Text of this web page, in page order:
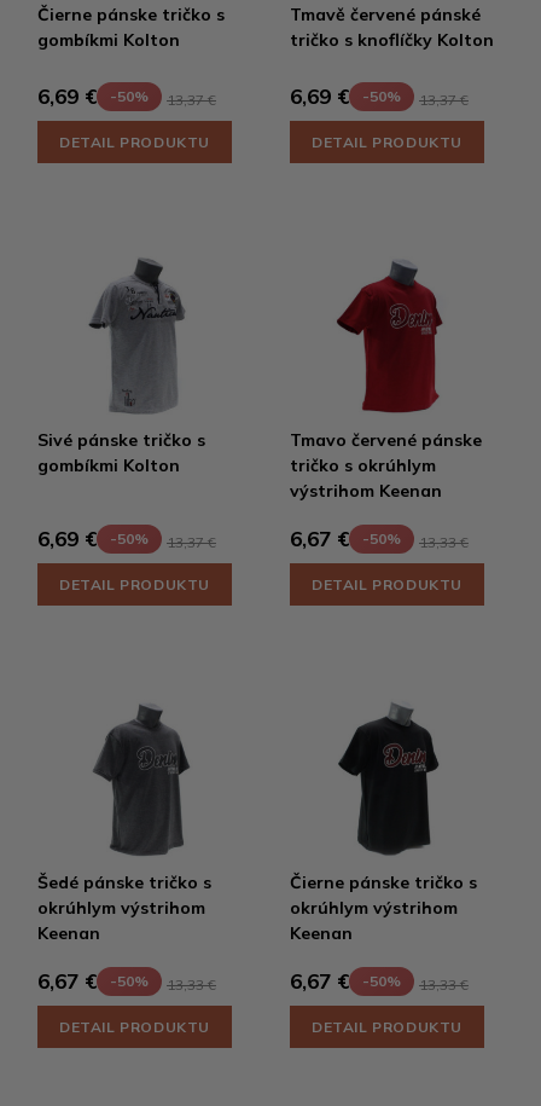
Čierne pánske tričko s
gombíkmi Kolton
6,69 € -50% 13,37 €
DETAIL PRODUKTU
Tmavě červené pánské
tričko s knoflíčky Kolton
6,69 € -50% 13,37 €
DETAIL PRODUKTU
Sivé pánske tričko s
gombíkmi Kolton
6,69 € -50% 13,37 €
DETAIL PRODUKTU
Tmavo červené pánske
tričko s okrúhlym
výstrihom Keenan
6,67 € -50% 13,33 €
DETAIL PRODUKTU
Šedé pánske tričko s
okrúhlym výstrihom
Keenan
6,67 € -50% 13,33 €
DETAIL PRODUKTU
Čierne pánske tričko s
okrúhlym výstrihom
Keenan
6,67 € -50% 13,33 €
DETAIL PRODUKTU